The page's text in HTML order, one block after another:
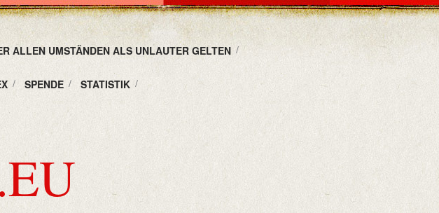
ALLEN UMSTÄNDEN ALS UNLAUTER GELTEN
SPENDE STATISTIK